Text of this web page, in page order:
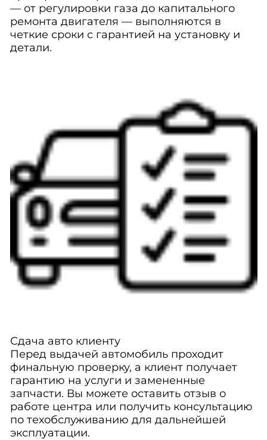
— от регулировки газа до капитального
ремонта двигателя — выполняются в
четкие сроки с гарантией на установку и
детали.
Сдача авто клиенту
Перед выдачей автомобиль проходит
финальную проверку, а клиент получает
гарантию на услуги и замененные
запчасти. Вы можете оставить отзыв о
работе центра или получить консультацию
по техобслуживанию для дальнейшей
эксплуатации.